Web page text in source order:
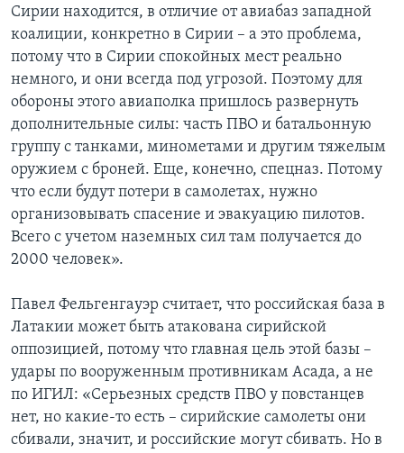
Сирии находится, в отличие от авиабаз западной
коалиции, конкретно в Сирии – а это проблема,
потому что в Сирии спокойных мест реально
немного, и они всегда под угрозой. Поэтому для
обороны этого авиаполка пришлось развернуть
дополнительные силы: часть ПВО и батальонную
группу с танками, минометами и другим тяжелым
оружием с броней. Еще, конечно, спецназ. Потому
что если будут потери в самолетах, нужно
организовывать спасение и эвакуацию пилотов.
Всего с учетом наземных сил там получается до
2000 человек».
Павел Фельгенгауэр считает, что российская база в
Латакии может быть атакована сирийской
оппозицией, потому что главная цель этой базы –
удары по вооруженным противникам Асада, а не
по ИГИЛ: «Серьезных средств ПВО у повстанцев
нет, но какие-то есть – сирийские самолеты они
сбивали, значит, и российские могут сбивать. Но в